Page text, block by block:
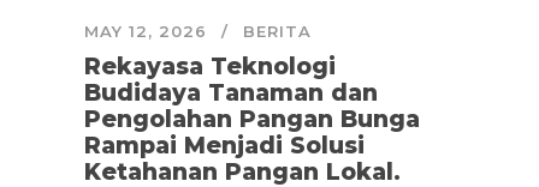
MAY 12, 2026 BERITA
Rekayasa Teknologi
Budidaya Tanaman dan
Pengolahan Pangan Bunga
Rampai Menjadi Solusi
Ketahanan Pangan Lokal.